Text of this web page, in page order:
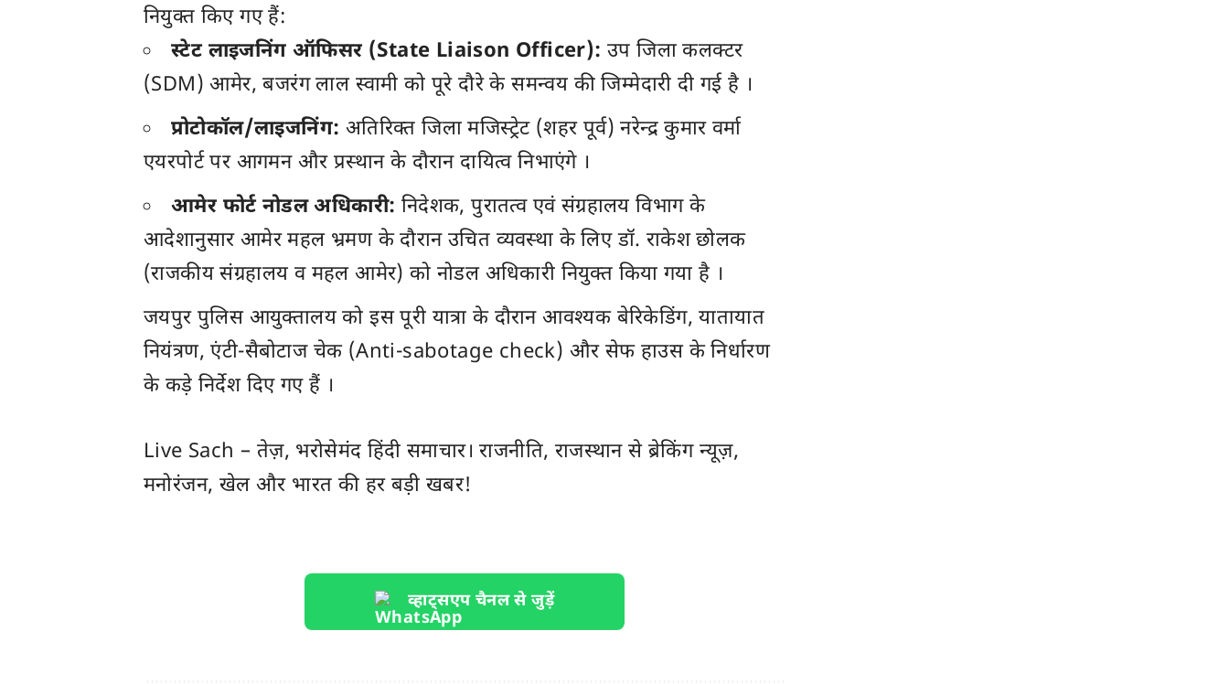
नियुक्त किए गए हैं:
स्टेट लाइजनिंग ऑफिसर (State Liaison Officer): उप जिला कलक्टर
(SDM) आमेर, बजरंग लाल स्वामी को पूरे दौरे के समन्वय की जिम्मेदारी दी गई है ।
प्रोटोकॉल/लाइजनिंग: अतिरिक्त जिला मजिस्ट्रेट (शहर पूर्व) नरेन्द्र कुमार वर्मा
एयरपोर्ट पर आगमन और प्रस्थान के दौरान दायित्व निभाएंगे ।
आमेर फोर्ट नोडल अधिकारी: निदेशक, पुरातत्व एवं संग्रहालय विभाग के
आदेशानुसार आमेर महल भ्रमण के दौरान उचित व्यवस्था के लिए डॉ. राकेश छोलक
(राजकीय संग्रहालय व महल आमेर) को नोडल अधिकारी नियुक्त किया गया है ।
जयपुर पुलिस आयुक्तालय को इस पूरी यात्रा के दौरान आवश्यक बेरिकेडिंग, यातायात
नियंत्रण, एंटी-सैबोटाज चेक (Anti-sabotage check) और सेफ हाउस के निर्धारण
के कड़े निर्देश दिए गए हैं ।
Live Sach – तेज़, भरोसेमंद हिंदी समाचार। राजनीति, राजस्थानसे ब्रेकिंग न्यूज़,
मनोरंजन, खेल और भारत की हर बड़ी खबर!
व्हाट्सएप चैनल से जुड़ें